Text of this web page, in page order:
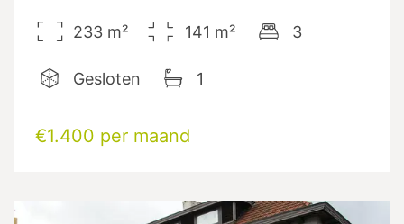
233 m² 141 m² 3
Gesloten 1
€1.400 per maand